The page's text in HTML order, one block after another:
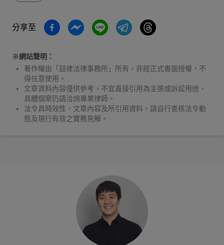
分享至
※網站聲明：
著作權由「喆律法律事務所」所有，非經正式書面授權，不
得任意使用。
文章資料內容僅供參考，不宜直接引用為主張或訴訟用途，
具體個案仍請洽詢專業律師。
法令具時效性，文章內容及所引用資料，請自行查核法令動
態及現行有效之實務見解。